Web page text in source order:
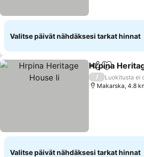
Valitse päivät nähdäksesi tarkat hinnat
Jaa Lisää
Hrpina
/
Luokitusta ei
Makarska, 4.8
Valitse päivät nähdäksesi tarkat hinnat